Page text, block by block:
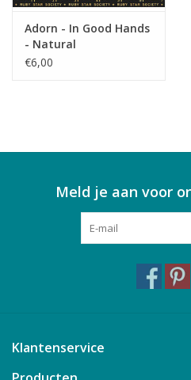
Adorn - In Good Hands
- Natural
€6,00
Meld je aan voor
Klantenservice